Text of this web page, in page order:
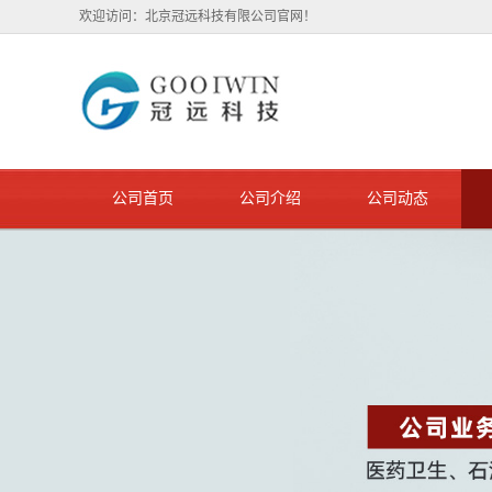
欢迎访问：北京冠远科技有限公司官网！
公司首页 公司介绍 公司动态